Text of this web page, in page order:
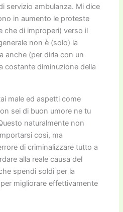
servizio ambulanza. Mi dice
in aumento le proteste
che di improperi) verso il
non è (solo) la
anche (per dirla con un
costante diminuzione della
male ed aspetti come
sei di buon umore ne tu
naturalmente non
così, ma
di criminalizzare tutto a
alla reale causa del
spendi soldi per la
migliorare effettivamente